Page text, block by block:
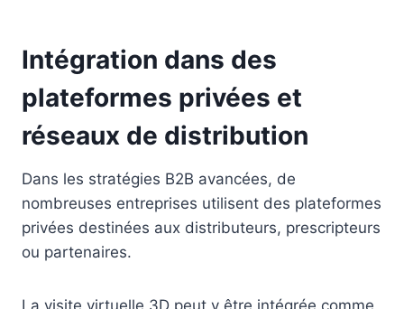
Intégration dans des
plateformes privées et
réseaux de distribution
Dans les stratégies B2B avancées, de
nombreuses entreprises utilisent des plateformes
privées destinées aux distributeurs, prescripteurs
ou partenaires.
La visite virtuelle 3D peut y être intégrée comme